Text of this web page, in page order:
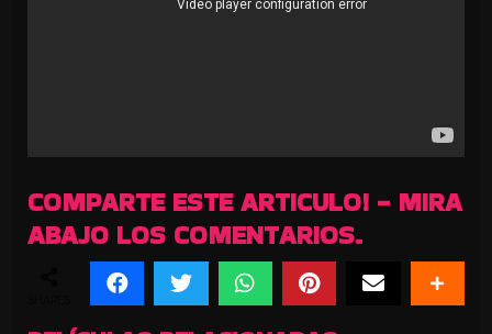
COMPARTE ESTE ARTICULO! - MIRA
ABAJO LOS COMENTARIOS.